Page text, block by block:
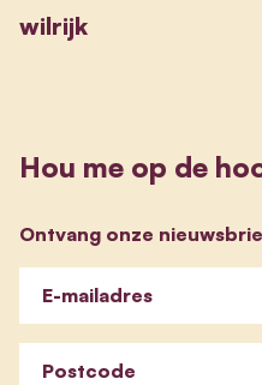
wilrijk
Hou me op de
Ontvang onze
E-mailadres
Postcode